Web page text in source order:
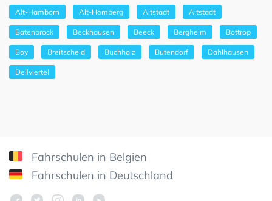
Alt-Hamborn Alt-Homberg Altstadt Altstadt
Batenbrock Beckhausen Beeck Bergheim Bottrop
Boy Breitscheid Buchholz Butendorf Dahlhausen
Dellviertel
Fahrschulen in Belgien
Fahrschulen in Deutschland